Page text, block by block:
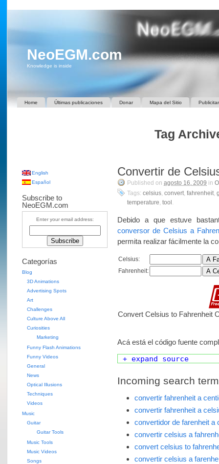
NeoEGM.com
Knowledge is inside
Home Últimas publicaciones Donar Mapa del Sitio
Tag
Convertir de
Published on agosto 16, 2009 in
Tags: celsius, convert, fahrenheit,
temperature, tool .
Debido a que estuve
conversor de Celsius a
permita realizar fácilmente la
Celsius:
Fahrenheit:
Convert Celsius to Fahrenheit
Acá está el código fuente
+ expand source
Incoming search
convertir fahrenheit a
convertir fahrenheit a
convertidor de farenheit a
convertir celsius a
convert celsius to
convertir celsius a
English
Español
Subscribe to
NeoEGM.com
Enter your email address:
Categorías
Blog
3D Animations
Advertising Spots
Art
Challenges
Culture Above All
Curiosities
Marketing
Funny Flash Animations
Funny Videos
General
News
Optical Illusions
Techniques
Videos
Music
Guitar
Guitar Tools
Music Tools
Music Videos
Songs